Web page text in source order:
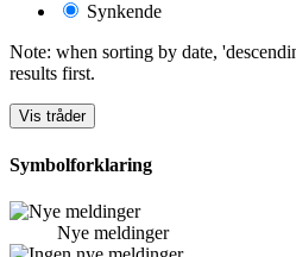
Synkende
Note: when sorting by date,
results first.
Symbolforklaring
Nye meldinger